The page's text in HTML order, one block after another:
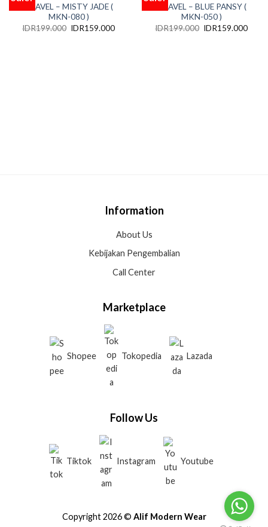
to
wishlist
TRAVEL – MISTY JADE (
MKN-080 )
IDR199.000 IDR159.000
to
wishlist
TRAVEL – BLUE PANSY (
MKN-050 )
IDR199.000 IDR159.000
Information
About Us
Kebijakan Pengembalian
Call Center
Marketplace
Shopee Tokopedia Lazada
Follow Us
Tiktok Instagram Youtube
Copyright 2026 © Alif Modern Wear